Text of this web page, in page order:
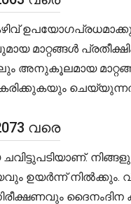
അനുകൂലമായ
വരെ
ഉയർന്ന് നിൽക്കും.
ദൈനംദിന